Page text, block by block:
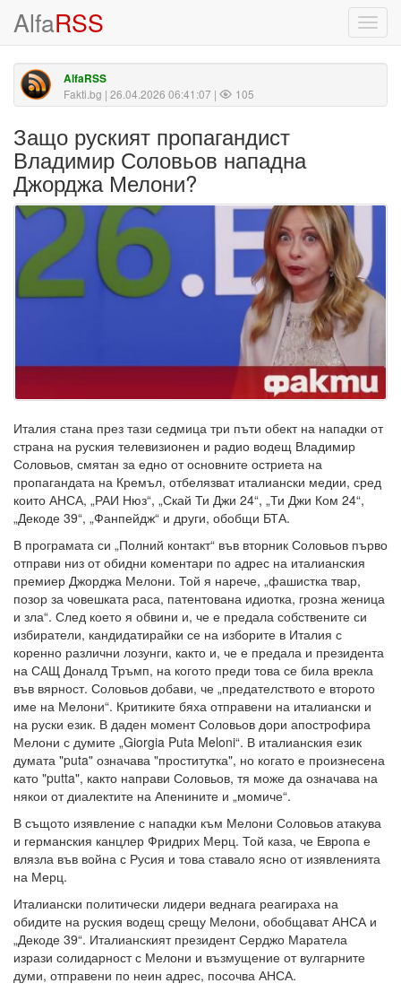
AlfaRSS
AlfaRSS
Fakti.bg | 26.04.2026 06:41:07 | 105
Защо руският пропагандист
Владимир Соловьов нападна
Джорджа Мелони?
Италия стана през тази седмица три пъти обект на нападки от
страна на руския телевизионен и радио водещ Владимир
Соловьов, смятан за едно от основните остриета на
пропагандата на Кремъл, отбелязват италиански медии, сред
които АНСА, „РАИ Нюз“, „Скай Ти Джи 24“, „Ти Джи Ком 24“,
„Декоде 39“, „Фанпейдж“ и други, обобщи БТА.
В програмата си „Полний контакт“ във вторник Соловьов първо
отправи низ от обидни коментари по адрес на италианския
премиер Джорджа Мелони. Той я нарече, „фашистка твар,
позор за човешката раса, патентована идиотка, грозна женица
и зла“. След което я обвини и, че е предала собствените си
избиратели, кандидатирайки се на изборите в Италия с
коренно различни лозунги, както и, че е предала и президента
на САЩ Доналд Тръмп, на когото преди това се била врекла
във вярност. Соловьов добави, че „предателството е второто
име на Мелони“. Критиките бяха отправени на италиански и
на руски език. В даден момент Соловьов дори апострофира
Мелони с думите „Giorgia Puta Meloni“. В италианския език
думата "puta" означава "проститутка", но когато е произнесена
като "putta", както направи Соловьов, тя може да означава на
някои от диалектите на Апенините и „момиче“.
В същото изявление с нападки към Мелони Соловьов атакува
и германския канцлер Фридрих Мерц. Той каза, че Европа е
влязла във война с Русия и това ставало ясно от изявленията
на Мерц.
Италиански политически лидери веднага реагираха на
обидите на руския водещ срещу Мелони, обобщават АНСА и
„Декоде 39“. Италианският президент Серджо Маратела
изрази солидарност с Мелони и възмущение от вулгарните
думи, отправени по неин адрес, посочва АНСА.